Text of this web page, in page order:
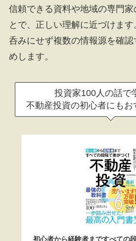
信頼できる資料や地域の専門家
とで、正しい理解に近づけま
呑みにせず複数の情報源を確
めします。
投資家100人の話で
不動産投資の初心者にもお
初心者から経験者まですべての